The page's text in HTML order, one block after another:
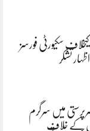
سکیورٹی فورسز
تشکر
میں سرگرم
کے خلاف